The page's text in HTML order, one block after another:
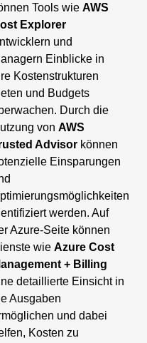
Tools wieAWS
Explorer
und
Einblicke in
Kostenstrukturen
und Budgets
Durch die
vonAWS
Advisor können
Einsparungen
werden. Auf
Azure-Seite können
wieAzure Cost
+ Billing
detaillierte Einsicht in
Ausgaben
und dabei
Kosten zu